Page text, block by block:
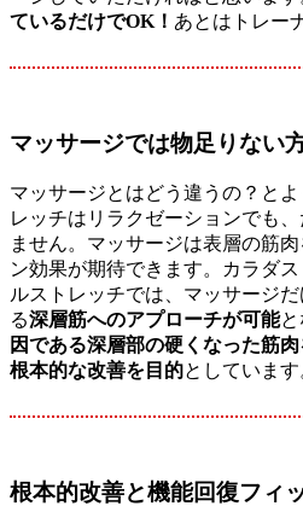
ているだけでOK ！ あとはトレー
マッサージでは物足りない
マッサージとはどう違うの？と
レッチはリラクゼーションでも
ません。マッサージは表層の筋
ン効果が期待できます。カラダ
ルストレッチでは、マッサージ
る深層筋へのアプローチが可能と
因である深層部の硬くなった筋
根本的な改善を目的としています
根本的改善と機能回復フィ